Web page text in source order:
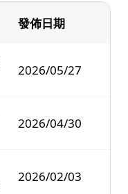
發佈日期
2026/05/27
2026/04/30
2026/02/03